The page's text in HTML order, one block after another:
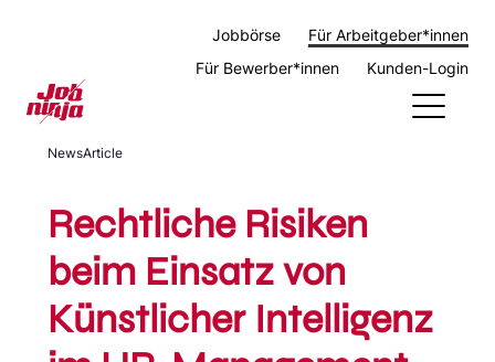
Jobbörse
Für Arbeitgeber*innen
Für Bewerber*innen
Kunden-Login
Für Agenturen
Leistungen
Case Study
NewsArticle
Rechtliche Risiken
beim Einsatz von
Künstlicher Intelligenz